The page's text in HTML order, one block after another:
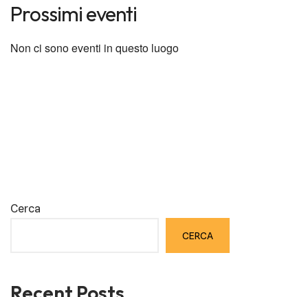
Prossimi eventi
Non ci sono eventi in questo luogo
Cerca
CERCA